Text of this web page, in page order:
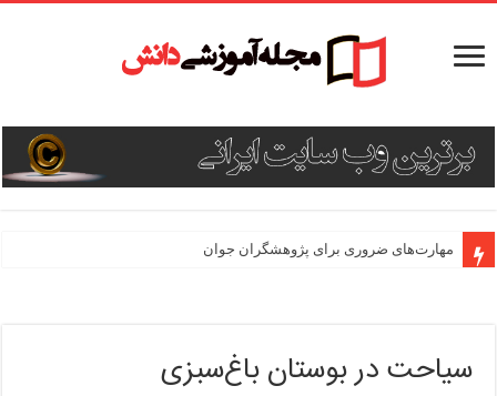
مهارت‌های ضروری برای پژوهشگران جوان
سیاحت در بوستان باغ‌سبزی